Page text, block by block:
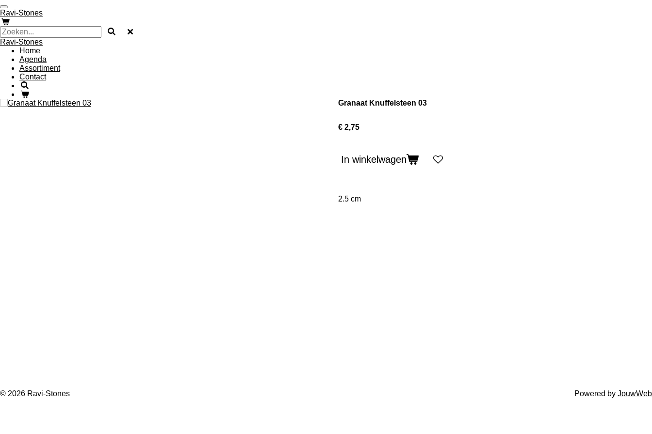
Ga
direct
naar
de
hoofdinhoud
Ravi-Stones
Ravi-Stones
Home
Agenda
Assortiment
Contact
Granaat Knuffelsteen 03
€ 2,75
In winkelwagen
2.5 cm
© 2026 Ravi-Stones Powered by JouwWeb